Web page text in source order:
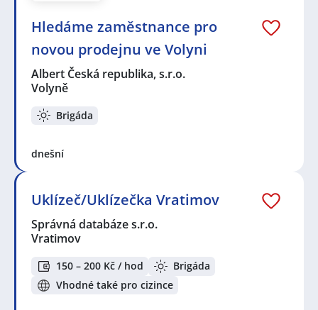
Hledáme zaměstnance pro
novou prodejnu ve Volyni
Albert Česká republika, s.r.o.
Volyně
Brigáda
dnešní
Uklízeč/Uklízečka Vratimov
Správná databáze s.r.o.
Vratimov
150 – 200 Kč / hod
Brigáda
Vhodné také pro cizince